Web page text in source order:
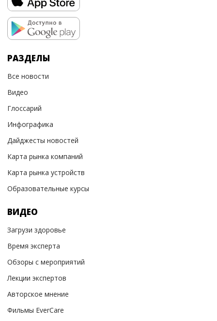
РАЗДЕЛЫ
Все новости
Видео
Глоссарий
Инфографика
Дайджесты новостей
Карта рынка компаний
Карта рынка устройств
Образовательные курсы
ВИДЕО
Загрузи здоровье
Время эксперта
Обзоры с мероприятий
Лекции экспертов
Авторское мнение
Фильмы EverCare